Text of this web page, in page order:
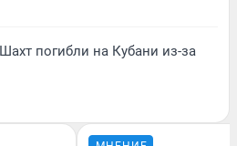
погибли на Кубани из-за